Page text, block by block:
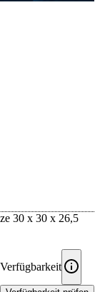
30 x 30 x 26,5
Verfügbarkeit